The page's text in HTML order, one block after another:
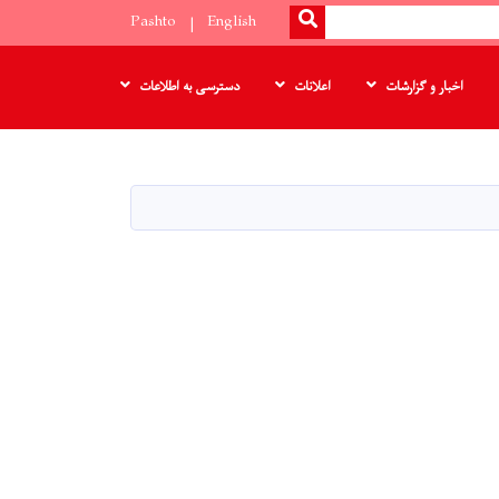
SEARCH
English
Pashto
اخبار و گزارشات اعلانات دسترسی به اطلاعات